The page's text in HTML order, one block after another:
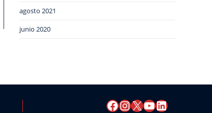
agosto 2021
junio 2020